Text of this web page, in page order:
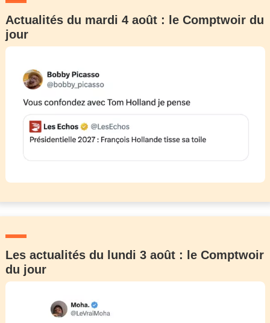
Actualités du mardi 4 août : le Comptwoir du
jour
Les actualités du lundi 3 août : le Comptwoir
du jour